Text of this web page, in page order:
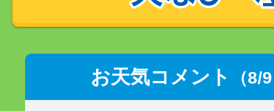
お天気コメント （8/